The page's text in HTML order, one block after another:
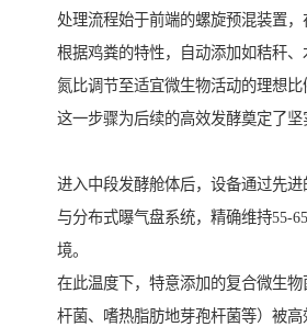
处理流程始于前端的螺旋预混装置
根据鸡粪的特性，自动添加如秸秆
氮比调节至适宜微生物活动的理想比
这一步骤为后续的高效发酵奠定了坚
进入中段发酵舱体后，设备通过先
与分布式曝气盘系统，精确维持55-
境。
在此温度下，特意添加的复合微生
杆菌、嗜热脂肪地芽孢杆菌等）被高